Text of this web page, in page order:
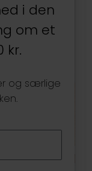
i den
om et
kr.
og særlige